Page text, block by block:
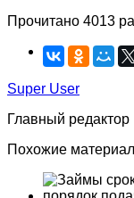
Прочитано 4013
Super User
Главный редактор
Похожие